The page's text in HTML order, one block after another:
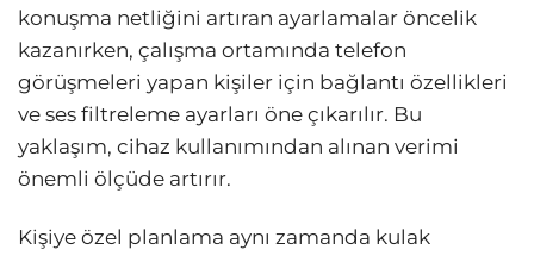
konuşma netliğini artıran ayarlamalar öncelik
kazanırken, çalışma ortamında telefon
görüşmeleri yapan kişiler için bağlantı özellikleri
ve ses filtreleme ayarları öne çıkarılır. Bu
yaklaşım, cihaz kullanımından alınan verimi
önemli ölçüde artırır.
Kişiye özel planlama aynı zamanda kulak